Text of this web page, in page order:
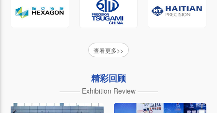
查看更多>>
精彩回顾
——— Exhibition Review ———